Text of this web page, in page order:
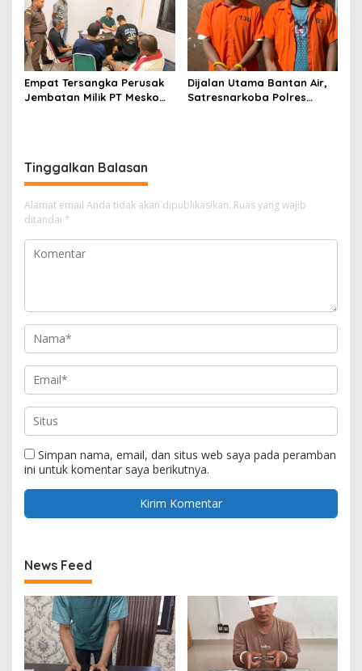
Empat Tersangka Perusak
Jembatan Milik PT Meskom
Dijalan Utama Bantan Air,
Satresnarkoba Polres
Tinggalkan Balasan
Alamat email Anda tidak akan dipublikasikan. Ruas yang wajib
ditandai *
Simpan nama, email, dan situs web saya pada peramban
ini untuk komentar saya berikutnya.
News Feed